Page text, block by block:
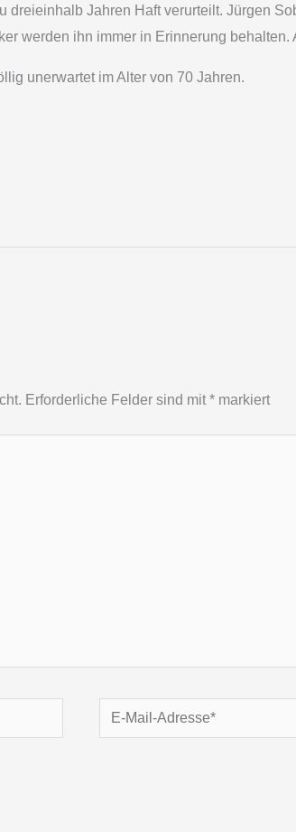
dreieinhalb Jahren Haft verurteilt. Jürgen
werden ihn immer in Erinnerung
unerwartet im Alter von 70 Jahren.
Erforderliche Felder sind mit * markiert
E-
Mail-